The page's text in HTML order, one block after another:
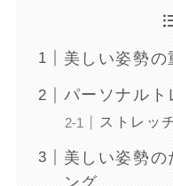
美しい姿勢の
パーソナルト
ストレッ
美しい姿勢の
ング